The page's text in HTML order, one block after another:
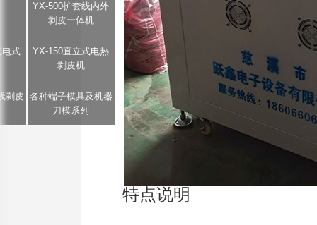
YX-500护套线内外
剥皮一体机
电式
YX-150直立式电热
剥皮机
剥皮 各种端子模具及机器
刀模系列
特点说明